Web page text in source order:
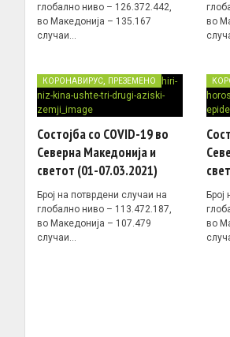
глобално ниво – 126.372.442,
во Македонија – 135.167
случаи…
во
КОРОНАВИРУС, ПРЕЗЕМЕНО
Состојба со COVID-19 во
Северна Македонија и
светот (01-07.03.2021)
Број на потврдени случаи на
глобално ниво – 113.472.187,
во Македонија – 107.479
случаи…
Број
во